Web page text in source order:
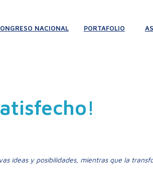
NACIONAL PORTAFOLIO
ideas y posibilidades, mientras que la